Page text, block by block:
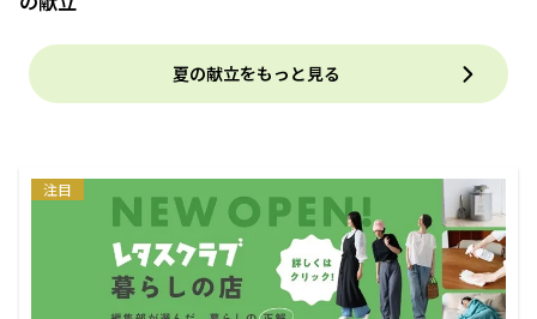
夏の献立をもっと見る
注目